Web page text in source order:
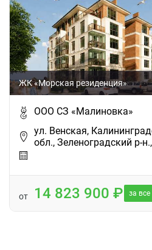
ЖК «Морская резиденция»
ООО СЗ «Малиновка»
ул. Венская,
обл., Зеленоградский р-
от 14 823 900 за все